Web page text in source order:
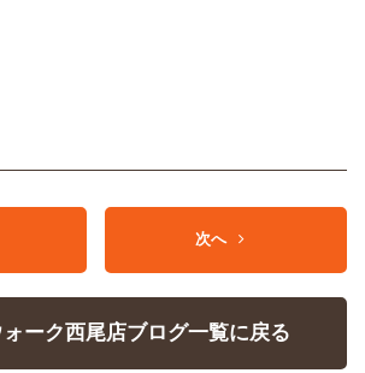
次へ
ーク西尾店ブログ一覧に戻る